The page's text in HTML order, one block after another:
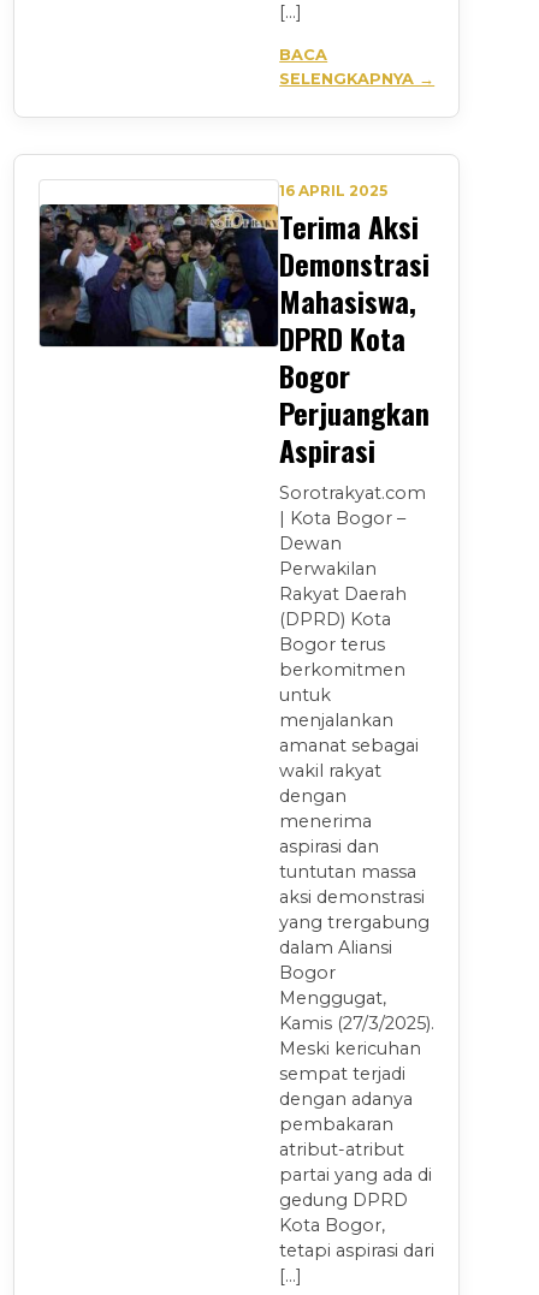
[…]
BACA
SELENGKAPNYA →
16 APRIL 2025
Terima Aksi
Demonstrasi
Mahasiswa,
DPRD Kota
Bogor
Perjuangkan
Aspirasi
Sorotrakyat.com
| Kota Bogor –
Dewan
Perwakilan
Rakyat Daerah
(DPRD) Kota
Bogor terus
berkomitmen
untuk
menjalankan
amanat sebagai
wakil rakyat
dengan
menerima
aspirasi dan
tuntutan massa
aksi demonstrasi
yang trergabung
dalam Aliansi
Bogor
Menggugat,
Kamis (27/3/2025).
Meski kericuhan
sempat terjadi
dengan adanya
pembakaran
atribut-atribut
partai yang ada di
gedung DPRD
Kota Bogor,
tetapi aspirasi dari
[…]